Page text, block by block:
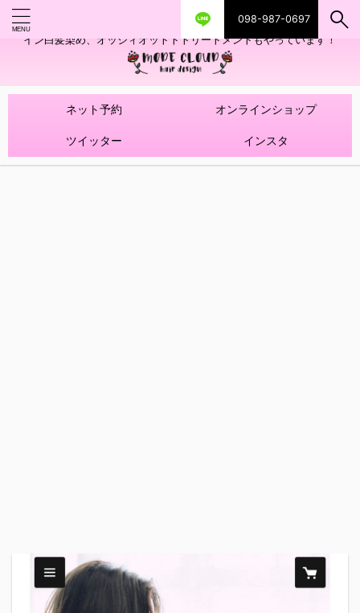
098-987-0697
艶ツヤヘアカラー！髪質改善トリートメントやハイライトを使ったデザ
イン白髪染め、オッジィオットトトリートメントもやっています！
ネット予約 オンラインショップ
ツイッター インスタ